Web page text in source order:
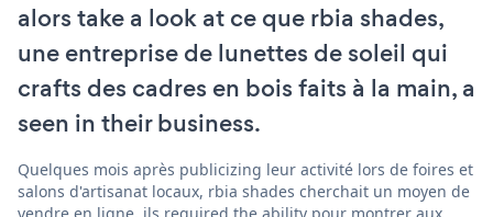
alors take a look at ce que rbia shades,
une entreprise de lunettes de soleil qui
crafts des cadres en bois faits à la main, a
seen in their business.
Quelques mois après publicizing leur activité lors de foires et
salons d'artisanat locaux, rbia shades cherchait un moyen de